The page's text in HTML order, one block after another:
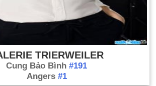
TRIERWEILER
Cung Bảo Bình #191
Angers #1